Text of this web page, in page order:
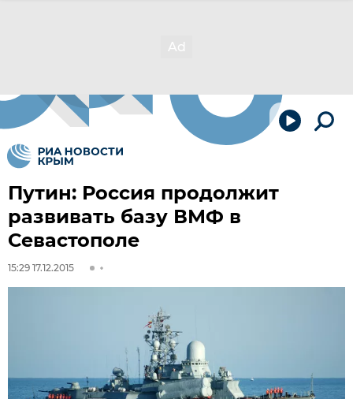
Путин: Россия продолжит
развивать базу ВМФ в
Севастополе
15:29 17.12.2015